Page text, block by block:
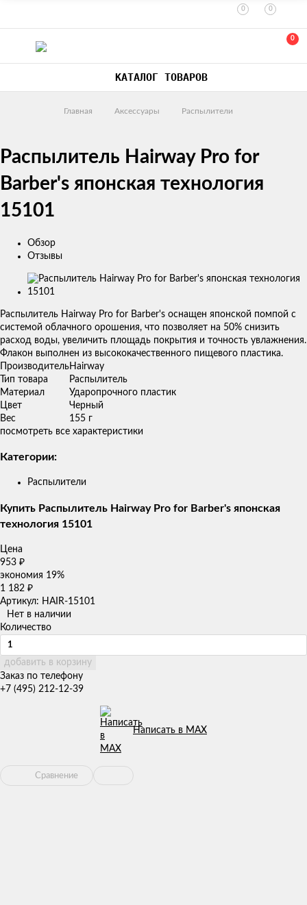
0 0
0
КАТАЛОГ ТОВАРОВ
Главная Аксессуары Распылители
Распылитель Hairway Pro for
Barber's японская технология
15101
Обзор
Отзывы
Изображения
Распылитель Hairway Pro for Barber's оснащен японской помпой с
системой облачного орошения, что позволяет на 50% снизить
расход воды, увеличить площадь покрытия и точность увлажнения.
Флакон выполнен из высококачественного пищевого пластика.
ПроизводительHairway
Тип товара
Распылитель
Материал
Ударопрочного пластик
Цвет
Черный
Вес
155 г
посмотреть все характеристики
Категории:
Распылители
Купить Распылитель Hairway Pro for Barber's японская
технология 15101
Цена
953 ₽
экономия 19%
1 182 ₽
Артикул: HAIR-15101
Нет в наличии
Количество
добавить в корзину
Заказ по телефону
+7 (495) 212-12-39
Написать в MAX
Сравнение